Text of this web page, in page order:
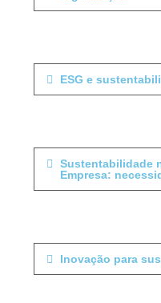
ESG e
Sustentabilidade
Empresa:
Inovação para